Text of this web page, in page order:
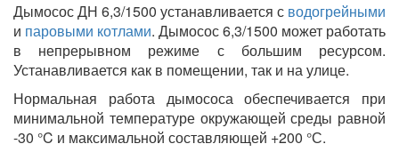
Дымосос ДН 6,3/1500 устанавливается с водогрейными
и паровыми котлами. Дымосос 6,3/1500 может работать
в непрерывном режиме с большим ресурсом.
Устанавливается как в помещении, так и на улице.
Нормальная работа дымососа обеспечивается при
минимальной температуре окружающей среды равной
-30 °C и максимальной составляющей +200 °С.